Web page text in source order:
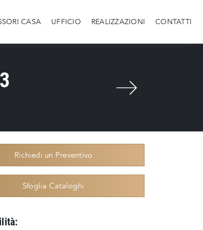
CASA UFFICIO REALIZZAZIONI CONTATTI
Richiedi un Preventivo
Sfoglia Cataloghi